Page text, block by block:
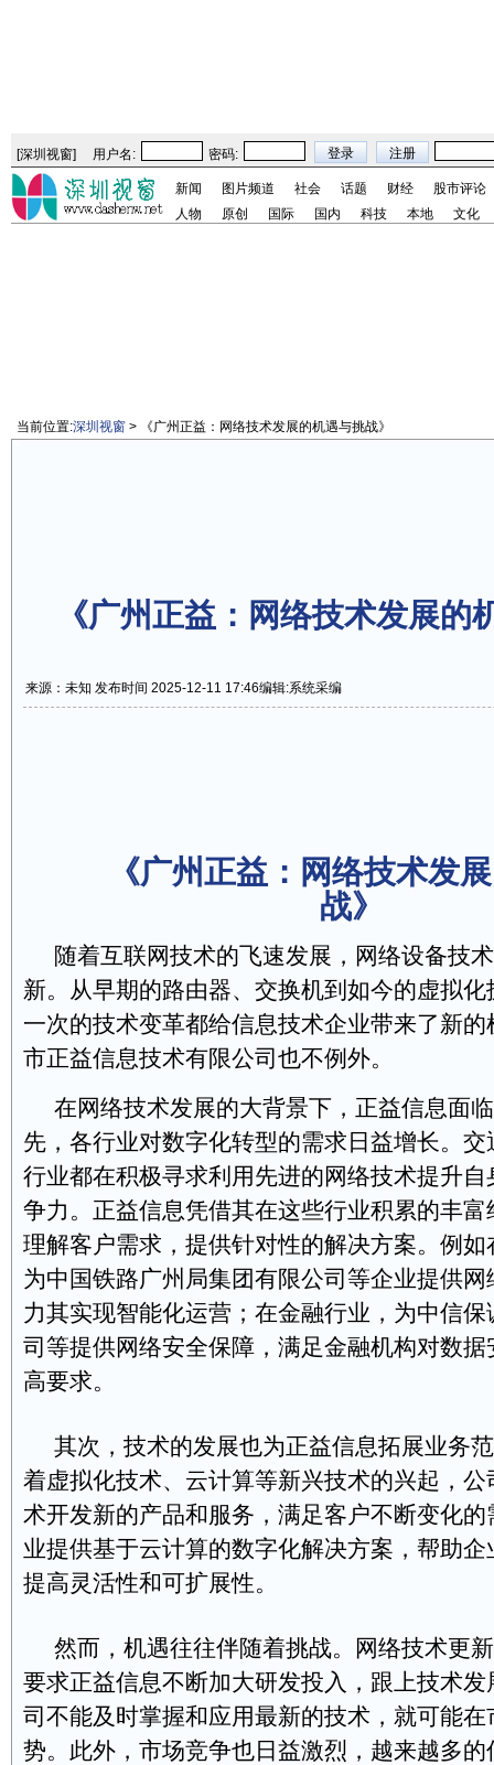
[深圳视窗] 用户名: 密码:
新闻 图片频道 社会 话题 财经
股市评论
人物
原创 国际 国内 科技 本地 文化
当前位置:深圳视窗 > 《广州正益：网络技术发展的机遇与挑战》
《广州正益：网络技术发展的
来源：未知 发布时间 2025-12-11 17:46编辑:系统采编
《广州正益：网络技术发
战》
随着互联网技术的飞速发展，网络设备技
新。从早期的路由器、交换机到如今的虚拟
一次的技术变革都给信息技术企业带来了新
市正益信息技术有限公司也不例外。
在网络技术发展的大背景下，正益信息面
先，各行业对数字化转型的需求日益增长。
行业都在积极寻求利用先进的网络技术提升
争力。正益信息凭借其在这些行业积累的丰
理解客户需求，提供针对性的解决方案。例
为中国铁路广州局集团有限公司等企业提供
力其实现智能化运营；在金融行业，为中信
司等提供网络安全保障，满足金融机构对数
高要求。
其次，技术的发展也为正益信息拓展业务
着虚拟化技术、云计算等新兴技术的兴起，
术开发新的产品和服务，满足客户不断变化
业提供基于云计算的数字化解决方案，帮助
提高灵活性和可扩展性。
然而，机遇往往伴随着挑战。网络技术更
要求正益信息不断加大研发投入，跟上技术
司不能及时掌握和应用最新的技术，就可能
势。此外，市场竞争也日益激烈，越来越多